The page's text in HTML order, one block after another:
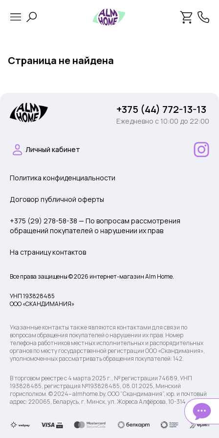
Страница не найдена
+375 (44) 772-13-13
Ежедневно c 10:00 до 22:00
Личный кабинет
Политика конфиденциальности
Договор публичной оферты
+375 (29) 278-58-38 — По вопросам рассмотрения
обращений покупателей о нарушении их прав
На страницу контактов
Все права защищены © 2026 интернет-магазин Alm Home.
УНП 193828485
ООО «СКАНДИМАНИЯ»
Указанные контакты также являются контактами для связи по
вопросам обращения покупателей о нарушении их прав. Номер
телефона работников местных исполнительных и распорядительных
органов по месту государственной регистрации ООО «Скандимания»,
уполномоченных рассматривать обращения покупателей: 142.
В торговом реестре с 4 марта 2025 г., № регистрации 74689, УНП
193828485, регистрация №193828485, 08.01.2025, Минский
горисполком. © 2024– almhome.by, ООО “Скандимания”, юр. и почтовый
адрес: 220065, Беларусь, г. Минск, ул. Жореса Алфёрова, 10-314